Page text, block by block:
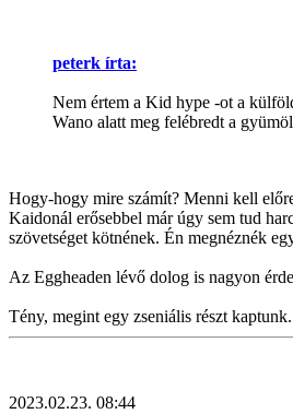
peterk írta:
Nem értem a Kid hype -ot a
Wano alatt meg felébredt a
Hogy-hogy mire számít? Menni kell
Kaidonál erősebbel már úgy sem tud
szövetséget kötnének. Én megnéznék
Az Eggheaden lévő dolog is nagyon
Tény, megint egy zseniális részt kaptunk.
2023.02.23. 08:44